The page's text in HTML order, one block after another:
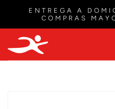
ENTREGA A
COMPRAS